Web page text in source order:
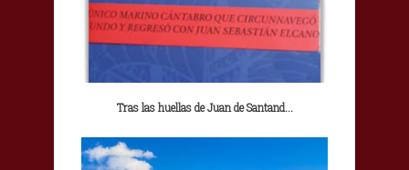
Tras las huellas de Juan de Santand...